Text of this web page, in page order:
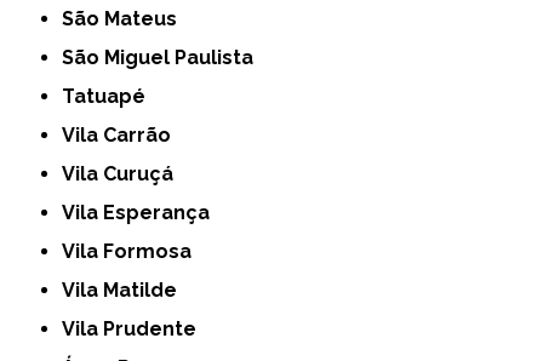
São Mateus
São Miguel Paulista
Tatuapé
Vila Carrão
Vila Curuçá
Vila Esperança
Vila Formosa
Vila Matilde
Vila Prudente